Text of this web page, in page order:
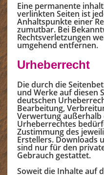
Eine permanente
verlinkten Seiten ist
Anhaltspunkte einer
zumutbar. Bei
Rechtsverletzungen
umgehend entfernen.
Urheberrecht
Die durch die
und Werke auf diesen
deutschen
Bearbeitung,
Verwertung außerhalb
Urheberrechtes
Zustimmung des
Erstellers. Downloads
sind nur für den
Gebrauch gestattet.
Soweit die Inhalte auf